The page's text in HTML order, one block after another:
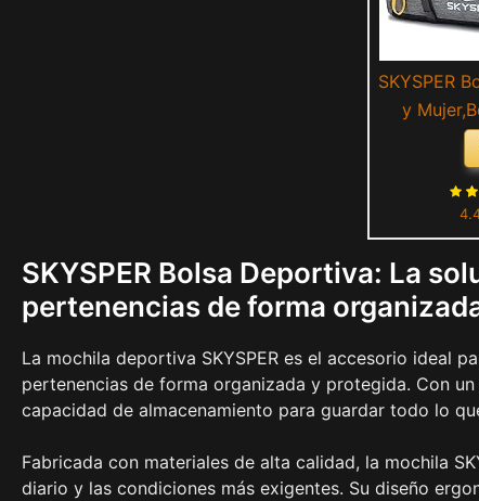
SKYSPER
y
Fin de
SKYSPER Bolsa Deportiva: La
pertenencias de forma
La mochila deportiva SKYSPER es el accesorio ideal
pertenencias de forma organizada y protegida. Con
capacidad de almacenamiento para guardar todo lo
Fabricada con materiales de alta calidad, la mochila
diario y las condiciones más exigentes. Su diseño